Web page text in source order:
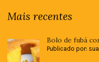
Mais recentes
Bolo de fubá
Publicado por: